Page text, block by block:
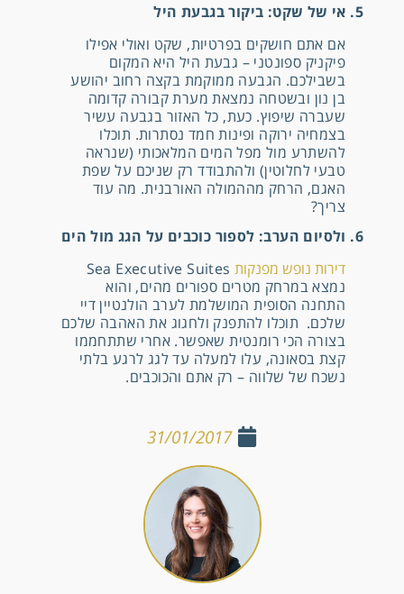
5. אי של שקט: ביקור בגבעת היל
אם אתם חושקים בפרטיות, שקט ואולי אפילו
פיקניק ספונטני – גבעת היל היא המקום
בשבילכם. הגבעה ממוקמת בקצה רחוב יהושע
בן נון ובשטחה נמצאת מערת קבורה קדומה
שעברה שיפוץ. כעת, כל האזור בגבעה עשיר
בצמחיה ירוקה ופינות חמד נסתרות. תוכלו
להשתרע מול מפל המים המלאכותי (שנראה
טבעי לחלוטין) ולהתבודד רק שניכם על שפת
האגם, הרחק מההמולה האורבנית. מה עוד
צריך?
6. ולסיום הערב: לספור כוכבים על הגג מול
הים
דירות נופש מפנקות Sea Executive Suites
נמצא במרחק מטרים ספורים מהים, והוא
התחנה הסופית המושלמת לערב הולנטיין דיי
שלכם. תוכלו להתפנק ולחגוג את האהבה שלכם
בצורה הכי רומנטית שאפשר. אחרי שתתחממו
קצת בסאונה, עלו למעלה עד לגג לרגע בלתי
נשכח של שלווה – רק אתם והכוכבים.
31/01/2017